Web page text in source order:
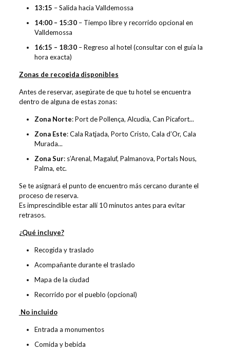
13:15 – Salida hacia Valldemossa
14:00 – 15:30– Tiempo libre y recorrido opcional en
Valldemossa
16:15 – 18:30– Regreso al hotel (consultar con el guía la
hora exacta)
Zonas de recogida disponibles
Antes de reservar, asegúrate de que tu hotel se encuentra
dentro de alguna de estas zonas:
Zona Norte: Port de Pollença, Alcudia, Can Picafort...
Zona Este: Cala Ratjada, Porto Cristo, Cala d’Or, Cala
Murada...
Zona Sur: s’Arenal, Magaluf, Palmanova, Portals Nous,
Palma, etc.
Se te asignará el punto de encuentro más cercano durante el
proceso de reserva.
Es imprescindible estar allí 10 minutos antes para evitar
retrasos.
¿Qué incluye?
Recogida y traslado
Acompañante durante el traslado
Mapa de la ciudad
Recorrido por el pueblo (opcional)
No incluido
Entrada a monumentos
Comida y bebida